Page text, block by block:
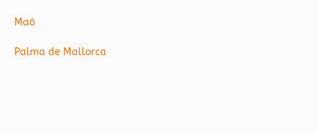
Maó
Palma de Mallorca